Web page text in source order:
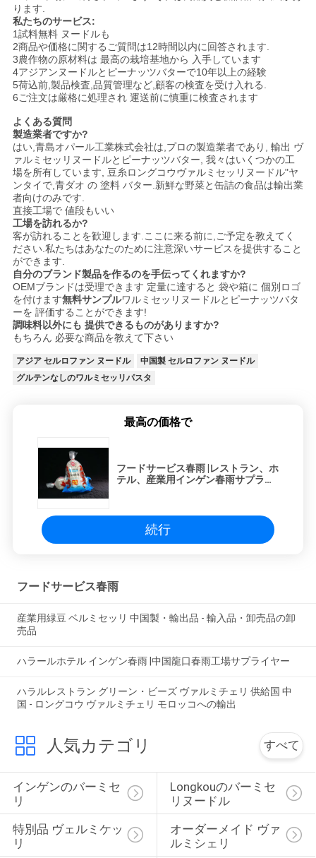
ります.
私たちのサービス:
1試料無料 ヌードルも
2商品や価格に関するご質問は12時間以内に回答されます.
3農作物の原材料は 最高の栽培基地から 入手しています
4アジアンヌードルとピーナッツバターで10年以上の経験
5荷込前,製品検査,品質管理など,顧客の検査を受け入れる.
6ご注文は厳格に処理され 運送前に慎重に検査されます
よくある質問
製造業者ですか?
はい,青島オパール工業株式会社は,プロの製造業者であり, 輸出 ヴ
ァルミセッリヌードルとピーナッツバター, 我々はいくつかの工
場を所有しています, 豆糸ロングコウヴァルミセッリヌードル"ヤ
ンタイで,青ダオ の 塗料 バター.新鮮な野菜と缶詰の食品は輸出業
者向けのみです.
直接工場で 値段もいい
工場を訪れるか?
客が訪れることを歓迎します.ここに来る前に,ご予定を教えてく
ださい.私たちはあなたのために注意深いサービスを提供すること
ができます.
自分のブランド製品を作るのを手伝ってくれますか?
OEMブランドは受理できます 定量に達すると 袋や箱に 個別ロゴ
を付けます無料サンプルワルミセッリヌードルとピーナッツバタ
ーを 評価することができます!
調味料以外にも 提供できるものがありますか?
もちろん 必要な商品を教えて下さい
アジア セルロファン ヌードル
中国製 セルロファン ヌードル
グルテンなしのワルミセッリパスタ
最高の価格で
フードサービス春雨 |レストラン、ホ
テル、産業用インゲン春雨サプライ
続行
フードサービス春雨
産業用緑豆 ベルミセッリ 中国製・輸出品 - 輸入品・卸売品の卸
売品
ハラールホテル インゲン春雨 |中国龍口春雨工場サプライヤー
ハラルレストラン グリーン・ビーズ ヴァルミチェリ 供給国 中
国 - ロングコウ ヴァルミチェリ モロッコへの輸出
人気カテゴリ すべて
インゲンのバーミセ
リ
Longkouのバーミセ
リヌードル
特別品 ヴェルミケッ
リ
オーダーメイド ヴァ
ルミシェリ